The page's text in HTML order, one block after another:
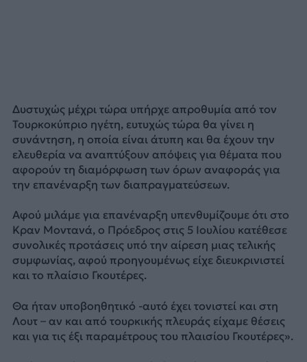
Δυστυχώς μέχρι τώρα υπήρχε απροθυμία από τον
Τουρκοκύπριο ηγέτη, ευτυχώς τώρα θα γίνει η
συνάντηση, η οποία είναι άτυπη και θα έχουν την
ελευθερία να αναπτύξουν απόψεις για θέματα που
αφορούν τη διαμόρφωση των όρων αναφοράς για
την επανέναρξη των διαπραγματεύσεων.
Αφού μιλάμε για επανέναρξη υπενθυμίζουμε ότι στο
Κραν Μοντανά, ο Πρόεδρος στις 5 Ιουλίου κατέθεσε
συνολικές προτάσεις υπό την αίρεση μιας τελικής
συμφωνίας, αφού προηγουμένως είχε διευκρινιστεί
και το πλαίσιο Γκουτέρες.
Θα ήταν υποβοηθητικό -αυτό έχει τονιστεί και στη
Λουτ – αν και από τουρκικής πλευράς είχαμε θέσεις
και για τις έξι παραμέτρους του πλαισίου Γκουτέρες».